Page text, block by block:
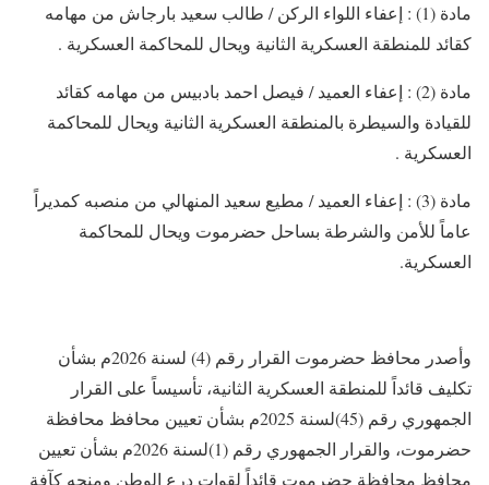
مادة (1) : إعفاء اللواء الركن / طالب سعيد بارجاش من مهامه
كقائد للمنطقة العسكرية الثانية ويحال للمحاكمة العسكرية .
مادة (2) : إعفاء العميد / فيصل احمد بادبيس من مهامه كقائد
للقيادة والسيطرة بالمنطقة العسكرية الثانية ويحال للمحاكمة
العسكرية .
مادة (3) : إعفاء العميد / مطيع سعيد المنهالي من منصبه كمديراً
عاماً للأمن والشرطة بساحل حضرموت ويحال للمحاكمة
العسكرية.
وأصدر محافظ حضرموت القرار رقم (4) لسنة 2026م بشأن
تكليف قائداً للمنطقة العسكرية الثانية، تأسيساً على القرار
الجمهوري رقم (45)لسنة 2025م بشأن تعيين محافظ محافظة
حضرموت، والقرار الجمهوري رقم (1)لسنة 2026م بشأن تعيين
محافظ محافظة حضرموت قائداً لقوات درع الوطن ومنحه كآفة